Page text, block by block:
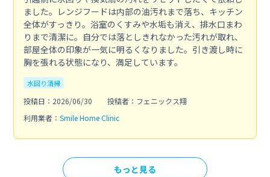
ました。レンジフードは内部の油汚れまで落ち、キッチン
全体がすっきり。浴室のくすみや水垢も消え、排水口まわ
りまで清潔に。自分では落としきれなかった汚れが取れ、
部屋全体の印象が一気に明るくなりました。引き渡し時に
胸を張れる状態になり、満足しています。
水回り清掃
投稿日：2026/06/30
投稿者：フェニックス翔
利用業者： Smile Home Clinic
もっと見る